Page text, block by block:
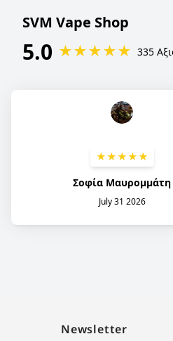
Newsletter